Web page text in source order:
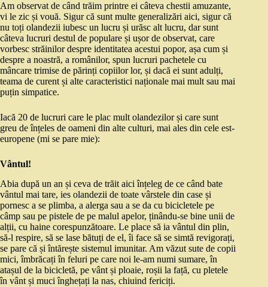
Am observat de când trăim printre ei câteva chestii amuzante,
vi le zic și vouă. Sigur că sunt multe generalizări aici, sigur că
nu toți olandezii iubesc un lucru și urăsc alt lucru, dar sunt
câteva lucruri destul de populare și ușor de observat, care
vorbesc străinilor despre identitatea acestui popor, așa cum și
despre a noastră, a românilor, spun lucruri pachetele cu
mâncare trimise de părinți copiilor lor, și dacă ei sunt adulți,
teama de curent și alte caracteristici naționale mai mult sau mai
puțin simpatice.
Iacă 20 de lucruri care le plac mult olandezilor și care sunt
greu de înțeles de oameni din alte culturi, mai ales din cele est-
europene (mi se pare mie):
Vântul!
Abia după un an și ceva de trăit aici înțeleg de ce când bate
vântul mai tare, ies olandezii de toate vârstele din case și
pornesc a se plimba, a alerga sau a se da cu bicicletele pe
câmp sau pe pistele de pe malul apelor, ținându-se bine unii de
alții, cu haine corespunzătoare. Le place să ia vântul din plin,
să-l respire, să se lase bătuți de el, îi face să se simtă revigorați,
se pare că și întărește sistemul imunitar. Am văzut sute de copii
mici, îmbrăcați în feluri pe care noi le-am numi sumare, în
atașul de la bicicletă, pe vânt și ploaie, roșii la față, cu pletele
în vânt și muci înghețați la nas, chiuind fericiți.